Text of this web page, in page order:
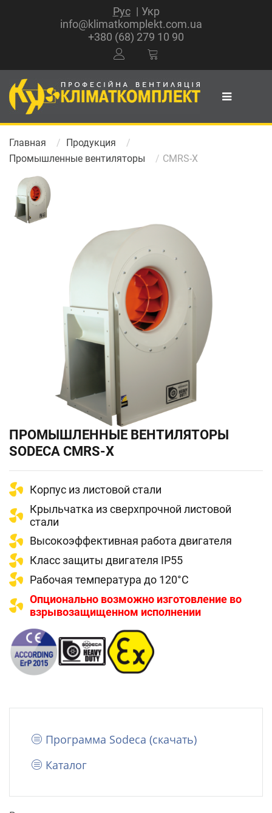
Рус
Укр
info@klimatkomplekt.com.ua
+380 (68) 279 10 90
Главная
Продукция
Промышленные вентиляторы
CMRS-X
ПРОМЫШЛЕННЫЕ ВЕНТИЛЯТОРЫ
SODECA CMRS-X
Корпус из листовой стали
Крыльчатка из сверхпрочной листовой
стали
Высокоэффективная работа двигателя
Класс защиты двигателя IP55
Рабочая температура до 120°C
Опционально возможно изготовление во
взрывозащищенном исполнении
Программа Sodeca (cкачать)
Каталог